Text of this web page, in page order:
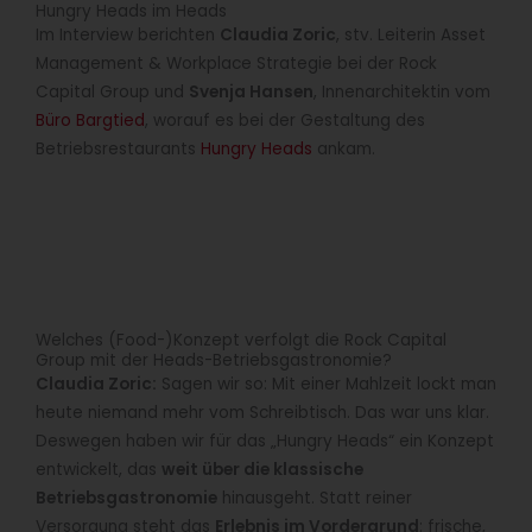
Hungry Heads im Heads
Im Interview berichten Claudia Zoric, stv. Leiterin Asset
Management & Workplace Strategie bei der Rock
Capital Group und Svenja Hansen, Innenarchitektin vom
Büro Bargtied, worauf es bei der Gestaltung des
Betriebsrestaurants Hungry Heads ankam.
Welches (Food-)Konzept verfolgt die Rock Capital
Group mit der Heads-Betriebsgastronomie?
Claudia Zoric: Sagen wir so: Mit einer Mahlzeit lockt man
heute niemand mehr vom Schreibtisch. Das war uns klar.
Deswegen haben wir für das „Hungry Heads“ ein Konzept
entwickelt, das weit über die klassische
Betriebsgastronomie hinausgeht. Statt reiner
Versorgung steht das Erlebnis im Vordergrund : frische,